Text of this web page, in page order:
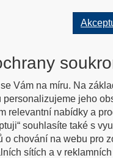
Vám na míru. Na
personalizujeme jeho
relevantní nabídky a
souhlasíte také s
o chování na webu pro
sítích a v
Jak nakupovat
English info
zboží pro zrakově